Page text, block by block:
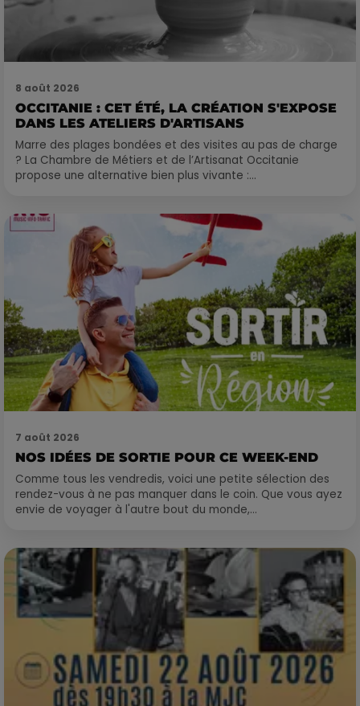
8 août 2026
OCCITANIE : CET ÉTÉ, LA CRÉATION S'EXPOSE
DANS LES ATELIERS D'ARTISANS
Marre des plages bondées et des visites au pas de charge
? La Chambre de Métiers et de l’Artisanat Occitanie
propose une alternative bien plus vivante :...
7 août 2026
NOS IDÉES DE SORTIE POUR CE WEEK-END
Comme tous les vendredis, voici une petite sélection des
rendez-vous à ne pas manquer dans le coin. Que vous ayez
envie de voyager à l'autre bout du monde,...